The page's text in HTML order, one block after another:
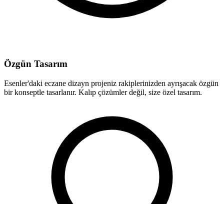
Özgün Tasarım
Esenler'daki eczane dizayn projeniz rakiplerinizden ayrışacak özgün
bir konseptle tasarlanır. Kalıp çözümler değil, size özel tasarım.